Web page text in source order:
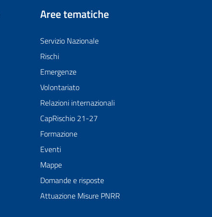
Aree tematiche
Servizio Nazionale
Rischi
Emergenze
Volontariato
Relazioni internazionali
CapRischio 21-27
Formazione
Eventi
Mappe
Domande e risposte
Attuazione Misure PNRR